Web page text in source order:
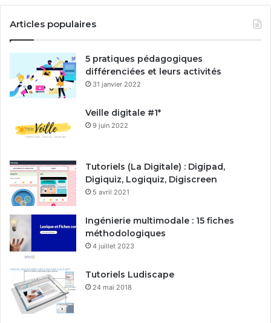
Articles populaires
5 pratiques pédagogiques
différenciées et leurs activités
31 janvier 2022
Veille digitale #1*
9 juin 2022
Tutoriels (La Digitale) : Digipad,
Digiquiz, Logiquiz, Digiscreen
5 avril 2021
Ingénierie multimodale : 15 fiches
méthodologiques
4 juillet 2023
Tutoriels Ludiscape
24 mai 2018